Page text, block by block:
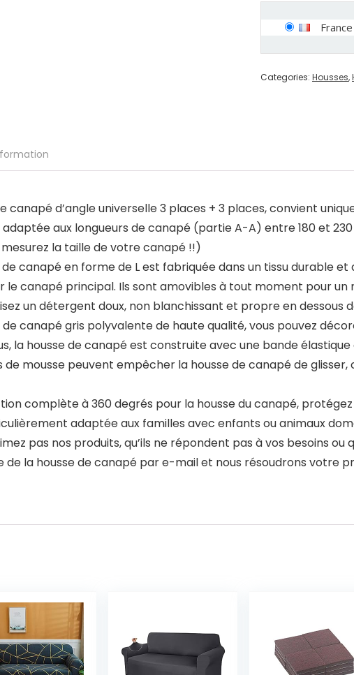
France
Categories: Housses,
canapé d’angle universelle 3 places + 3 places, convient
aux longueurs de canapé (partie A-A) entre 180 et
la taille de votre canapé !!)
de canapé en forme de L est fabriquée dans un tissu durable
le canapé principal. Ils sont amovibles à tout moment pour
un détergent doux, non blanchissant et propre en dessous
de canapé gris polyvalente de haute qualité, vous pouvez
la housse de canapé est construite avec une bande
mousse peuvent empêcher la housse de canapé de
complète à 360 degrés pour la housse du canapé,
adaptée aux familles avec enfants ou animaux
pas nos produits, qu’ils ne répondent pas à vos besoins
la housse de canapé par e-mail et nous résoudrons votre